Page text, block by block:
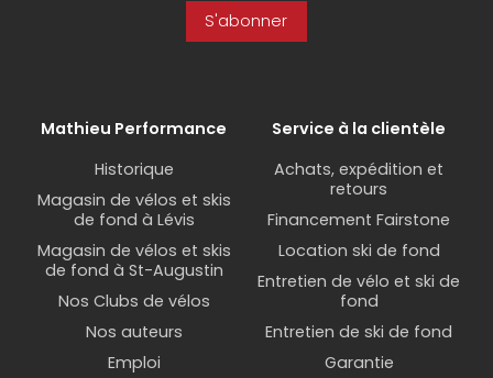
S'abonner
Mathieu Performance
Historique
Magasin de vélos et skis
de fond à Lévis
Magasin de vélos et skis
de fond à St-Augustin
Nos Clubs de vélos
Nos auteurs
Emploi
Service à la clientèle
Achats, expédition et
retours
Financement Fairstone
Location ski de fond
Entretien de vélo et ski de
fond
Entretien de ski de fond
Garantie